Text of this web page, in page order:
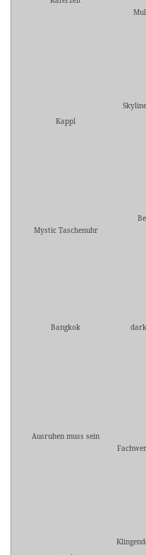
Kappl
Mystic Taschenuhr
Bangkok
Ausruhen muss sein